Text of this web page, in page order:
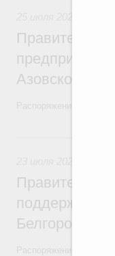
предприятий
Азовском
поддержку